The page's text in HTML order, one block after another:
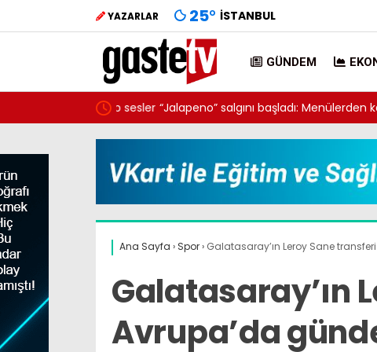
YAZARLAR 25° İSTANBUL
GÜNDEM
baktı, garip sesler “Jalapeno” salgını başladı: Menülerden
Ana Sayfa › Spor› Galatasaray’ın Leroy Sane
Galatasaray’ın
Avrupa’da